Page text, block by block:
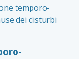
temporo-
dei disturbi